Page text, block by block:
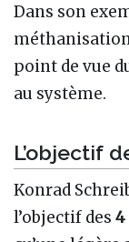
Dans son
point de vue
au système.
L’objectif
Konrad
l’objectif des 4